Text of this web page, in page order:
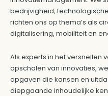
bedrijvigheid,
richten ons op thema’s als
digitalisering, mobiliteit en
Als experts in het versnellen
opschalen van innovaties,
opgaven die kansen en
diepgaande inhoudelijke